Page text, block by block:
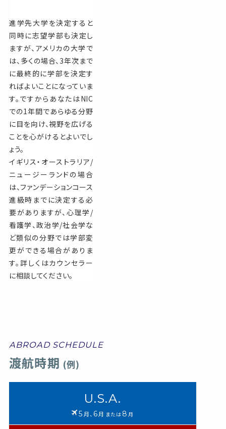
進学先大学を決定すると
同時に志望学部も決定し
ますが、アメリカの大学で
は、多くの場合、3年次まで
に最終的に学部を決定す
ればよいことになっていま
す。ですからあなたはNIC
での1年間であらゆる分野
に目を向け、視野を広げる
ことを心がけるとよいでし
ょう。
イギリス・オーストラリア/
ニュージーランドの場合
は、ファンデーションコース
進級時までに決定する必
要がありますが、心理学/
看護学、政治学/社会学な
ど類似の分野では学部変
更ができる場合がありま
す。詳しくはカウンセラー
に相談してください。
ABROAD SCHEDULE
渡航時期 (例)
U.S.A.
5 月、 6月 または 8 月